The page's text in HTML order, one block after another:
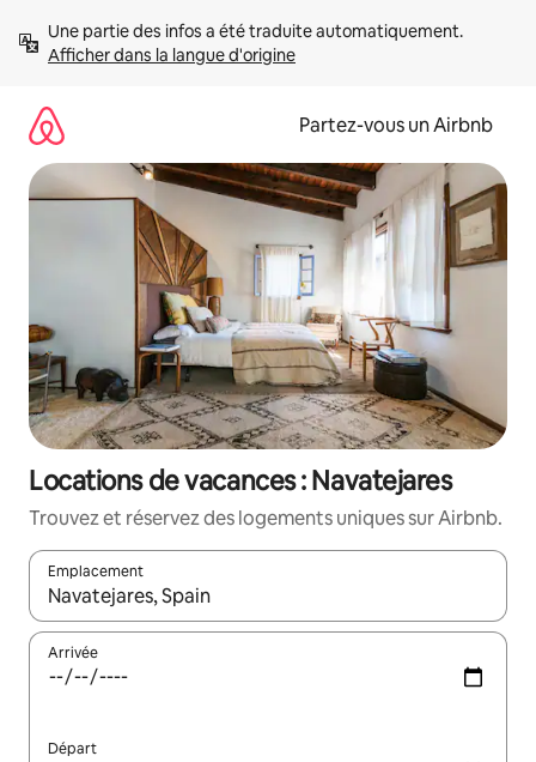
directement
Afficher dans la langue d'origine
Partez-vous un Airbnb
Locations de vacances : Navatejares
Trouvez et réservez des logements uniques sur Airbnb.
Emplacement
Quand les résultats sont affichés, parcourez-les en utilisant
Arrivée
Départ